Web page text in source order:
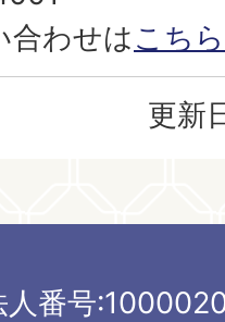
合わせはこちら
更新
人番号